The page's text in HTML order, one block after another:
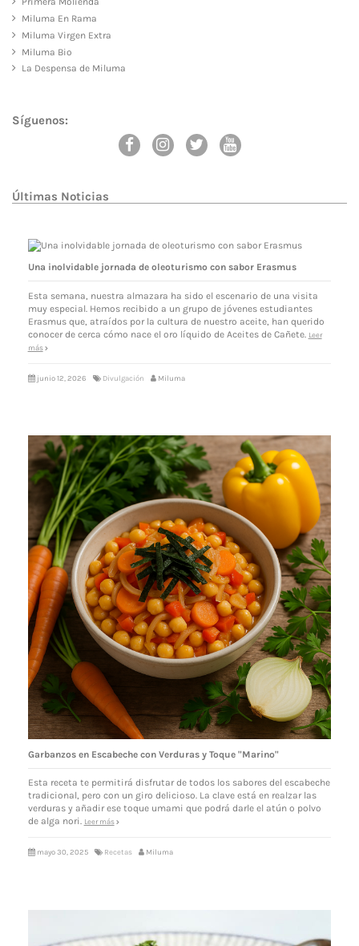
Miluma En Rama
Miluma Virgen Extra
Miluma Bio
La Despensa de Miluma
Síguenos:
Últimas Noticias
Una inolvidable jornada de oleoturismo con sabor Erasmus
Esta semana, nuestra almazara ha sido el escenario de una visita
muy especial. Hemos recibido a un grupo de jóvenes estudiantes
Erasmus que, atraídos por la cultura de nuestro aceite, han querido
conocer de cerca cómo nace el oro líquido de Aceites de Cañete. Leer
más
junio 12, 2026 Divulgación Miluma
Garbanzos en Escabeche con Verduras y Toque "Marino"
Esta receta te permitirá disfrutar de todos los sabores del escabeche
tradicional, pero con un giro delicioso. La clave está en realzar las
verduras y añadir ese toque umami que podrá darle el atún o polvo
de alga nori. Leer más
mayo 30, 2025 Recetas Miluma